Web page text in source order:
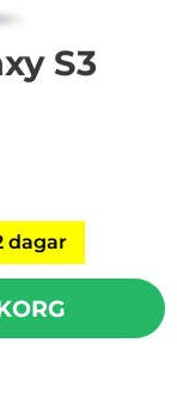
S3
dagar